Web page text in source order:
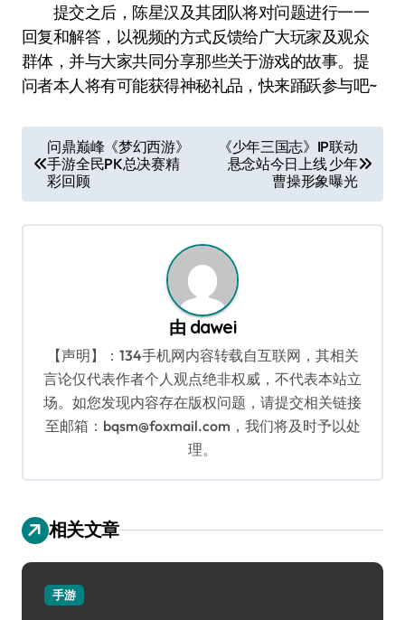
提交之后，陈星汉及其团队将对问题进行一一
回复和解答，以视频的方式反馈给广大玩家及观众
群体，并与大家共同分享那些关于游戏的故事。提
问者本人将有可能获得神秘礼品，快来踊跃参与吧~
章
导
航
问鼎巅峰《梦幻西游》
手游全民PK总决赛精
彩回顾
《少年三国志》IP联动
悬念站今日上线 少年
曹操形象曝光
由 dawei
【声明】：134手机网内容转载自互联网，其相关
言论仅代表作者个人观点绝非权威，不代表本站立
场。如您发现内容存在版权问题，请提交相关链接
至邮箱：bqsm@foxmail.com，我们将及时予以处
理。
相关文章
手游